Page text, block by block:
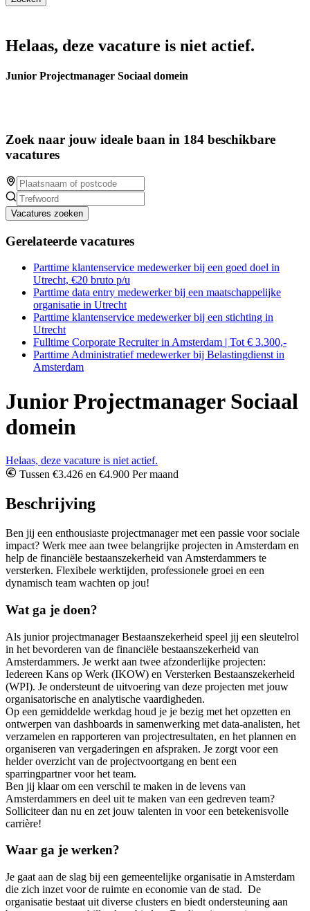
Helaas, deze vacature is niet actief.
Junior Projectmanager Sociaal domein
Zoek naar jouw ideale baan in 184 beschikbare
vacatures
Vacatures zoeken
Gerelateerde vacatures
Parttime klantenservice medewerker bij een goed doel in
Utrecht, €20 bruto p/u
Parttime data entry medewerker bij een maatschappelijke
organisatie in Utrecht
Parttime klantenservice medewerker bij een stichting in
Utrecht
Fulltime Corporate Recruiter in Amsterdam | Tot € 3.300,-
Parttime Administratief medewerker bij Belastingdienst in
Amsterdam
Junior Projectmanager Sociaal
domein
Helaas, deze vacature is niet actief.
Tussen €3.426 en €4.900 Per maand
Beschrijving
Ben jij een enthousiaste projectmanager met een passie voor sociale
impact? Werk mee aan twee belangrijke projecten in Amsterdam en
help de financiële bestaanszekerheid van Amsterdammers te
versterken. Flexibele werktijden, professionele groei en een
dynamisch team wachten op jou!
Wat ga je doen?
Als junior projectmanager Bestaanszekerheid speel jij een sleutelrol
in het bevorderen van de financiële bestaanszekerheid van
Amsterdammers. Je werkt aan twee afzonderlijke projecten:
Iedereen Kans op Werk (IKOW) en Versterken Bestaanszekerheid
(WPI). Je ondersteunt de uitvoering van deze projecten met jouw
organisatorische en analytische vaardigheden.
Op een gemiddelde werkdag houd je je bezig met het opzetten en
ontwerpen van dashboards in samenwerking met data-analisten, het
verzamelen en rapporteren van projectresultaten, en het plannen en
organiseren van vergaderingen en afspraken. Je zorgt voor een
helder overzicht van de projectvoortgang en bent een
sparringpartner voor het team.
Ben jij klaar om een verschil te maken in de levens van
Amsterdammers en deel uit te maken van een gedreven team?
Solliciteer dan nu en zet jouw talenten in voor een betekenisvolle
carrière!
Waar ga je werken?
Je gaat aan de slag bij een gemeentelijke organisatie in Amsterdam
die zich inzet voor de ruimte en economie van de stad. De
organisatie bestaat uit diverse clusters en biedt ondersteuning aan